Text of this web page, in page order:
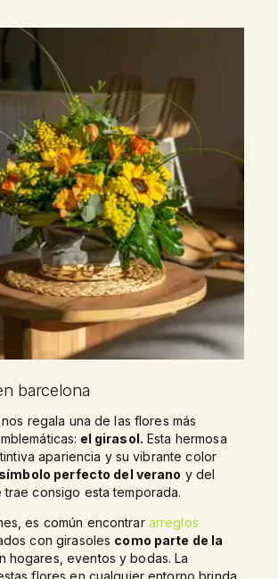
regala una de las flores más
el girasol. Esta hermosa
apariencia y su vibrante color
símbolo perfecto del verano y del
consigo esta temporada.
es común encontrar arreglos
con girasoles como parte de la
hogares, eventos y bodas. La
flores en cualquier entorno brinda